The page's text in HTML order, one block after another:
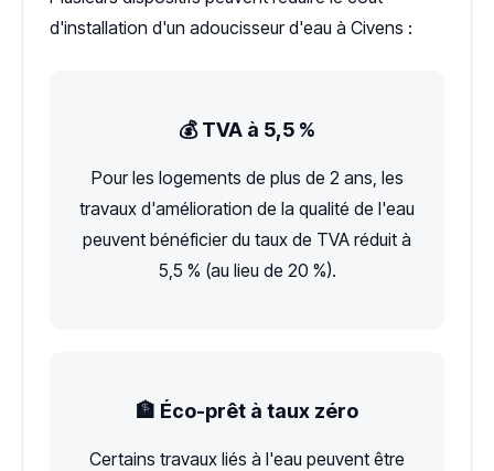
d'installation d'un adoucisseur d'eau à Civens :
💰 TVA à 5,5 %
Pour les logements de plus de 2 ans, les
travaux d'amélioration de la qualité de l'eau
peuvent bénéficier du taux de TVA réduit à
5,5 % (au lieu de 20 %).
🏦 Éco-prêt à taux zéro
Certains travaux liés à l'eau peuvent être